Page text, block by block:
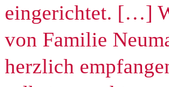
eingerichtet. […]
von Familie
herzlich